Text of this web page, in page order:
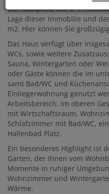
Der Kaufpreis von €
Lage dieser Immobilie und
m2. Hier können Sie
Das Haus verfügt über
WCs, sowie weitere
Sauna, Wintergarten oder
oder Gäste können die im
samt Bad/WC und
Einliegerwohnung genutzt
Arbeitsbereich. Im oberen
mit Wirtschaftsraum,
Schlafzimmer mit Bad/WC,
Hallenbad Platz.
Ein besonderes Highlight ist
Garten, der Ihnen vom
Momente in ruhiger
Wohnzimmer und
Wärme.